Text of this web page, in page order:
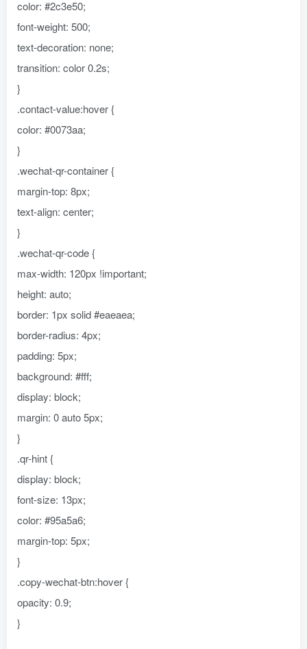
color: #2c3e50;
font-weight: 500;
text-decoration: none;
transition: color 0.2s;
}
.contact-value:hover {
color: #0073aa;
}
.wechat-qr-container {
margin-top: 8px;
text-align: center;
}
.wechat-qr-code {
max-width: 120px !important;
height: auto;
border: 1px solid #eaeaea;
border-radius: 4px;
padding: 5px;
background: #fff;
display: block;
margin: 0 auto 5px;
}
.qr-hint {
display: block;
font-size: 13px;
color: #95a5a6;
margin-top: 5px;
}
.copy-wechat-btn:hover {
opacity: 0.9;
}